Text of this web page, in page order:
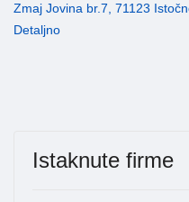
Zmaj Jovina br.7, 71123
Detaljno
Istaknute firme